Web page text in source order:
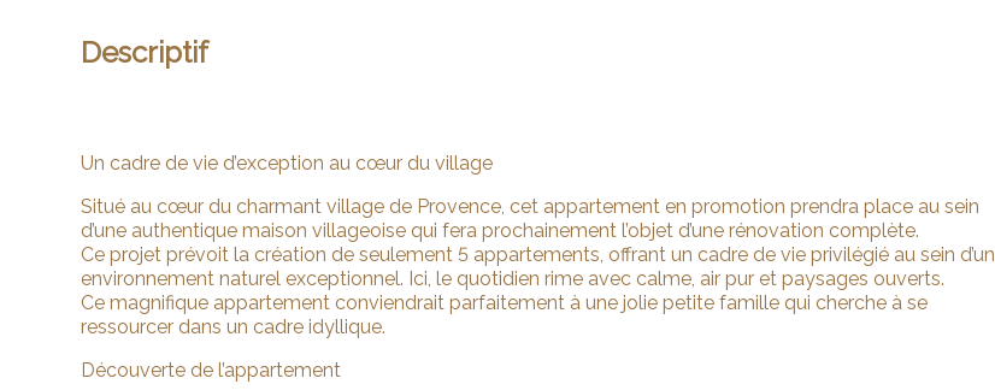
Descriptif
Un cadre de vie d’exception au cœur du village
Situé au cœur du charmant village de Provence, cet appartement en promotion prendra place au sein
d’une authentique maison villageoise qui fera prochainement l’objet d’une rénovation complète.
Ce projet prévoit la création de seulement 5 appartements, offrant un cadre de vie privilégié au sein d’un
environnement naturel exceptionnel. Ici, le quotidien rime avec calme, air pur et paysages ouverts.
Ce magnifique appartement conviendrait parfaitement à une jolie petite famille qui cherche à se
ressourcer dans un cadre idyllique.
Découverte de l’appartement